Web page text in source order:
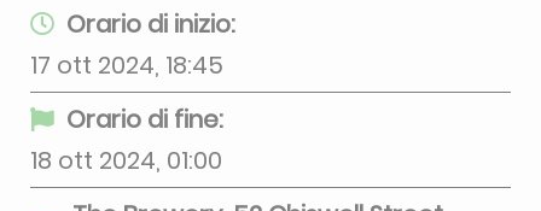
Orario di inizio:
17 ott 2024, 18:45
Orario di fine:
18 ott 2024, 01:00